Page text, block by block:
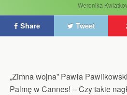
Weronika
Share Tweet
„Zimna wojna” Pawła
Palmę w Cannes! – Czy takie